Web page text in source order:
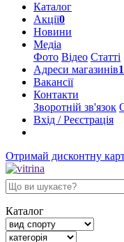
Каталог
Акції0
Новини
Медіа
Фото Відео Статті
Адреси магазинів1
Вакансії
Контакти
Зворотній зв'язок
Вхід / Реєстрація
Отримай дисконтну
Каталог